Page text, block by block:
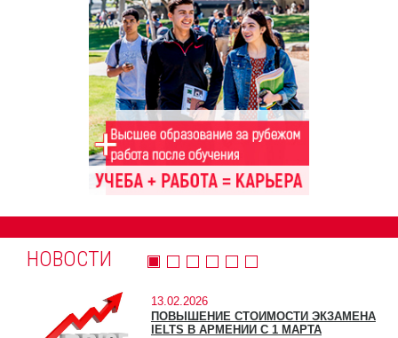
НОВОСТИ
13.02.2026
ПОВЫШЕНИЕ СТОИМОСТИ ЭКЗАМЕНА
IELTS В АРМЕНИИ С 1 МАРТА